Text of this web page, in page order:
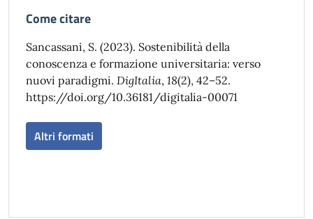
Come citare
Sancassani, S. (2023). Sostenibilità della
conoscenza e formazione universitaria: verso
nuovi paradigmi. DigItalia, 18(2), 42–52.
https://doi.org/10.36181/digitalia-00071
Altri formati